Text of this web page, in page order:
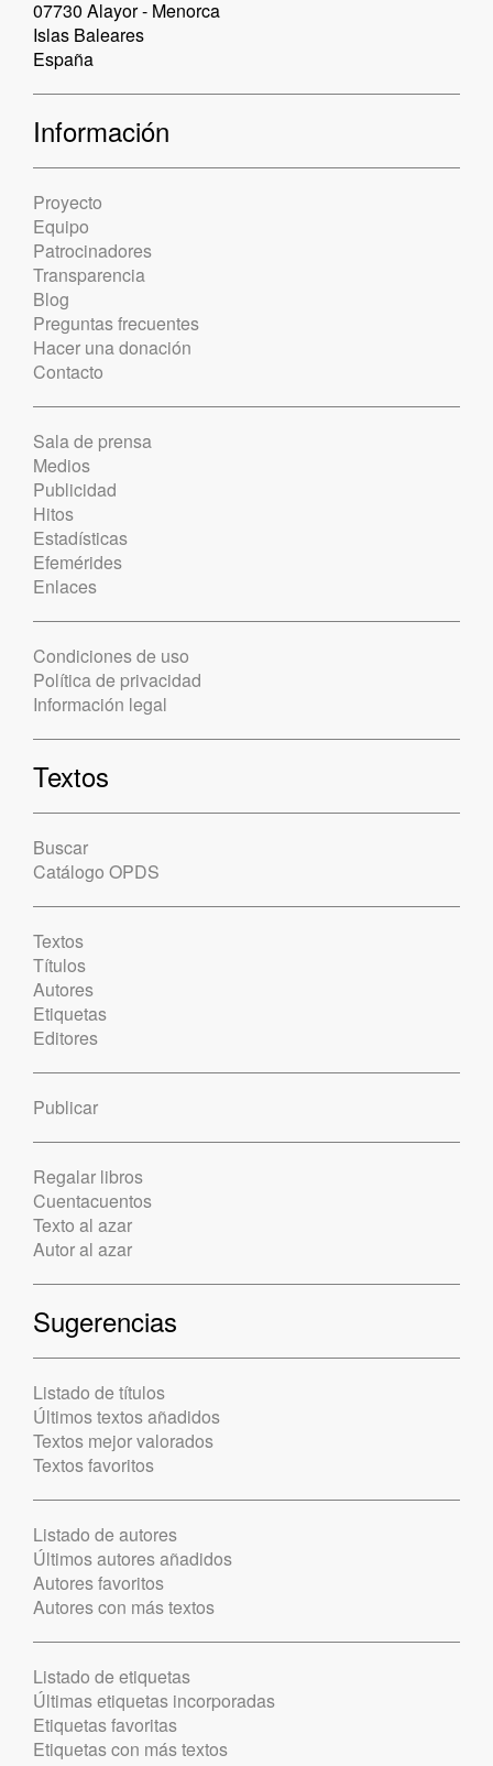
07730 Alayor - Menorca
Islas Baleares
España
Información
Proyecto
Equipo
Patrocinadores
Transparencia
Blog
Preguntas frecuentes
Hacer una donación
Contacto
Sala de prensa
Medios
Publicidad
Hitos
Estadísticas
Efemérides
Enlaces
Condiciones de uso
Política de privacidad
Información legal
Textos
Buscar
Catálogo OPDS
Textos
Títulos
Autores
Etiquetas
Editores
Publicar
Regalar libros
Cuentacuentos
Texto al azar
Autor al azar
Sugerencias
Listado de títulos
Últimos textos añadidos
Textos mejor valorados
Textos favoritos
Listado de autores
Últimos autores añadidos
Autores favoritos
Autores con más textos
Listado de etiquetas
Últimas etiquetas incorporadas
Etiquetas favoritas
Etiquetas con más textos